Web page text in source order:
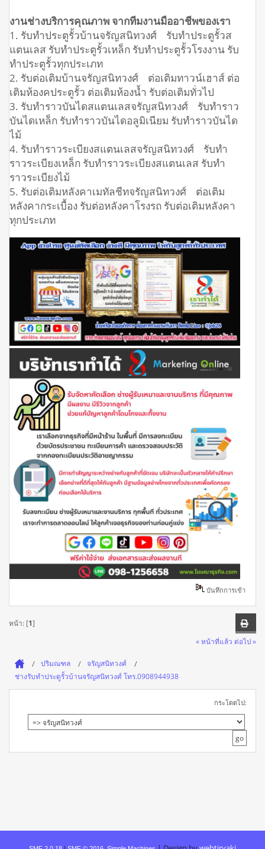
งานช่างบริการคุณภาพ จากทีมงานมืออาชีพของเรา
1. รับทำประตูรั้วบ้านจรัญสนิทวงศ์ รับทำประตูรั้วส
แตนเลส รับทำประตูรั้วเหล็ก รับทำประตูรั้วโรงงาน รับ
ทำประตูรั้วทุกประเภท
2. รับต่อเติมบ้านจรัญสนิทวงศ์ ต่อเติมทาวน์เฮาส์ ต่อ
เติมห้องคประตูรั้ว ต่อเติมห้องน้ำ รับต่อเติมทั่วไป
3. รับทำราวบันไดสแตนเลสจรัญสนิทวงศ์ รับทำราว
บันไดเหล็ก รับทำราวบันไดอลูมิเนียม รับทำราวบันได
ไม้
4. รับทำราวระเบียงสแตนเลสจรัญสนิทวงศ์ รับทำ
ราวระเบียงเหล็ก รับทำราวระเบียงสแตนเลส รับทำ
ราวระเบียงไม้
5. รับต่อเติมหลังคาเมทัลชีทจรัญสนิทวงศ์ ต่อเติม
หลังคากระเบื้อง รับต่อหลังคาโรงรถ รับต่อเติมหลังคา
ทุกประเภท
บันทึกการเข้า
หน้า: [1]
« หน้าที่แล้ว ต่อไป »
ปริมณฑล
จรัญสนิทวงศ์
ช่างรับทำประตูรั้วบ้านจรัญสนิทวงศ์ โทร.0908944938
กระโดดไป: